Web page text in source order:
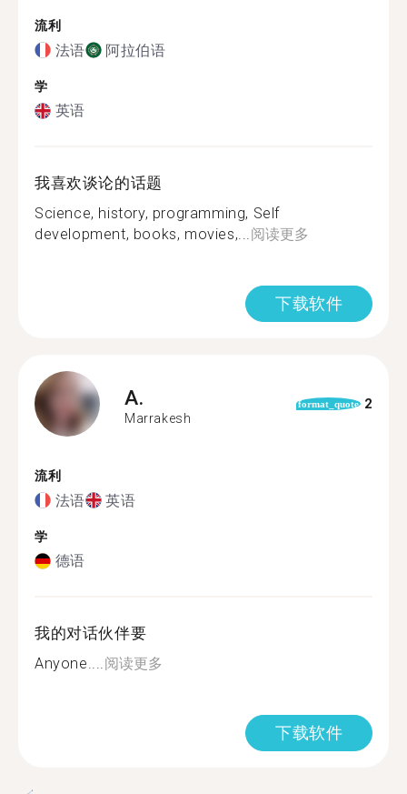
流利
法语 阿拉伯语
学
英语
我喜欢谈论的话题
Science, history, programming, Self
development, books, movies,...阅读更多
下载软件
A.
Marrakesh
format_quote 2
流利
法语 英语
学
德语
我的对话伙伴要
Anyone....阅读更多
下载软件